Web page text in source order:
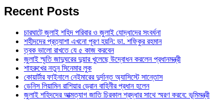
Recent Posts
চারঘাটে জুলাই শহিদ পরিবার ও জুলাই যোদ্ধাদের সংবর্ধনা
শহীদদের প্রত্যাশা এখনো পূরণ হয়নি: ডা. শফিকুর রহমান
ত্বক ভালো রাখতে যে ৫ কাজ করবেন
জুলাই স্মৃতি জাদুঘরের দুয়ার খুলেছে উদ্বোধন করলেন প্রধানমন্ত্রী
শাহরুখের নতুন সিনেমার লুক
কোয়ার্টার ফাইনালে নেইমারের দুর্দান্ত অ্যাসিস্টে সান্তোস
ডেনিস লিয়ামিন রাশিয়ার ড্রোন বাহিনীর প্রধান হলেন
জুলাই শহিদদের আত্মত্যাগ জাতি চিরকাল শ্রদ্ধার সাথে স্মরণ করবে: ভূমিমন্ত্রী